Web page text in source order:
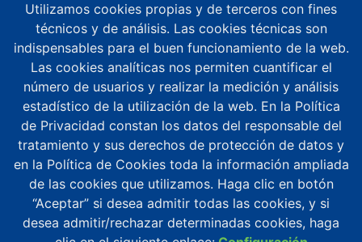
Normativa
Revista Alfa
Residuos radiactivos
Temas de interés
Contacto
¿Dónde estamos?
Aplicaciones móviles
Agenda altos cargos
Buzón de consultas
Denuncias y notificaciones
Registro del CSN
Utilizamos cookies propias y de terceros con fines
técnicos y de análisis. Las cookies técnicas son
indispensables para el buen funcionamiento de la web.
Las cookies analíticas nos permiten cuantificar el
número de usuarios y realizar la medición y análisis
estadístico de la utilización de la web. En la Política
de Privacidad constan los datos del responsable del
tratamiento y sus derechos de protección de datos y
en la Política de Cookies toda la información ampliada
de las cookies que utilizamos. Haga clic en botón
“Aceptar” si desea admitir todas las cookies, y si
desea admitir/rechazar determinadas cookies, haga